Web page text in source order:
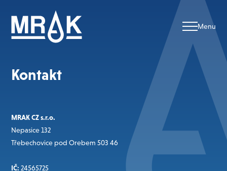
Kontakt
MRAK CZ s.r.o.
Nepasice 132
Třebechovice pod Orebem 503 46
IČ: 24565725